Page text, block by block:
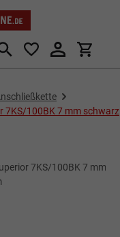
7KS/100BK 7 mm schwarz